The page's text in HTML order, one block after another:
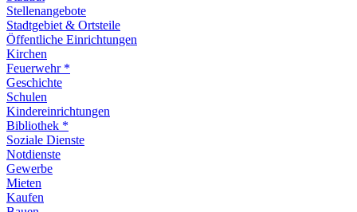
Stellenangebote
Stadtgebiet & Ortsteile
Öffentliche Einrichtungen
Kirchen
Feuerwehr *
Geschichte
Schulen
Kindereinrichtungen
Bibliothek *
Soziale Dienste
Notdienste
Gewerbe
Mieten
Kaufen